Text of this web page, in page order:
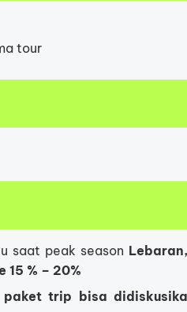
tour
saat peak season
% – 20%
trip bisa